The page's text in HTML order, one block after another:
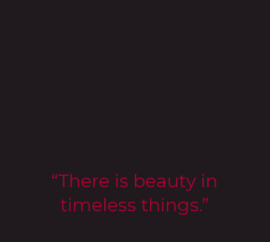
“There is beauty in
timeless things.”